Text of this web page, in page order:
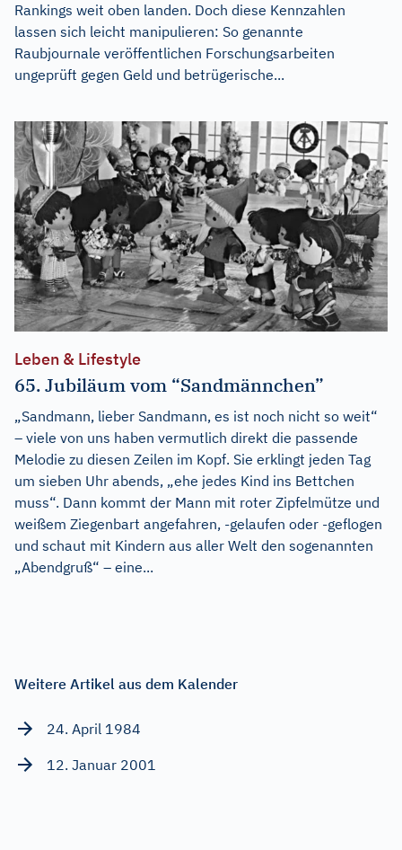
Rankings weit oben landen. Doch diese Kennzahlen
lassen sich leicht manipulieren: So genannte
Raubjournale veröffentlichen Forschungsarbeiten
ungeprüft gegen Geld und betrügerische...
Leben & Lifestyle
65. Jubiläum vom “Sandmännchen”
„Sandmann, lieber Sandmann, es ist noch nicht so weit“
– viele von uns haben vermutlich direkt die passende
Melodie zu diesen Zeilen im Kopf. Sie erklingt jeden Tag
um sieben Uhr abends, „ehe jedes Kind ins Bettchen
muss“. Dann kommt der Mann mit roter Zipfelmütze und
weißem Ziegenbart angefahren, -gelaufen oder -geflogen
und schaut mit Kindern aus aller Welt den sogenannten
„Abendgruß“ – eine...
Weitere Artikel aus dem Kalender
24. April 1984
12. Januar 2001